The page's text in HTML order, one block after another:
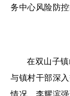
务中心风险防控
在双山子
与镇村干部深